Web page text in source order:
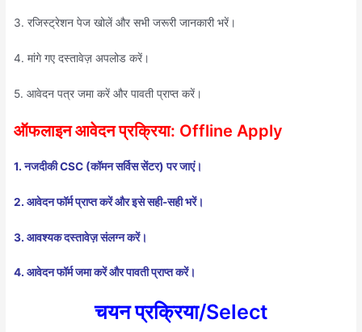
3. रजिस्ट्रेशन पेज खोलें और सभी जरूरी जानकारी भरें।
4. मांगे गए दस्तावेज़ अपलोड करें।
5. आवेदन पत्र जमा करें और पावती प्राप्त करें।
ऑफलाइन आवेदन प्रक्रिया: Offline Apply
1. नजदीकी CSC (कॉमन सर्विस सेंटर) पर जाएं।
2. आवेदन फॉर्म प्राप्त करें और इसे सही-सही भरें।
3. आवश्यक दस्तावेज़ संलग्न करें।
4. आवेदन फॉर्म जमा करें और पावती प्राप्त करें।
चयन प्रक्रिया/Select